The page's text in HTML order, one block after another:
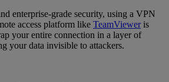
enterprise-grade security, using a VPN
access platform like TeamVieweris
your entire connection in a layer of
your data invisible to attackers.